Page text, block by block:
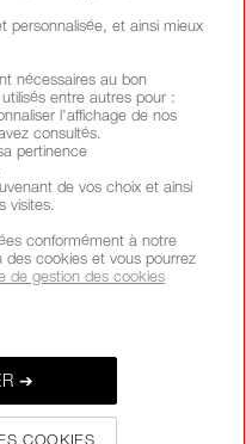
personnalisée, et ainsi mieux
nécessaires au bon
entre autres pour :
l’affichage de nos
consultés.
pertinence
de vos choix et ainsi
visites.
conformément à notre
des cookies et vous pourrez
de gestion des cookies
COOKIES
➔